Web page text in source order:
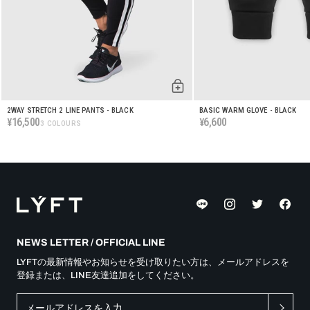
2WAY STRETCH 2 LINE PANTS - BLACK
¥16,5003 COLOURS
BASIC WARM GLOVE - BLACK
¥6,600
NEWS LETTER / OFFICIAL LINE
LYFTの最新情報やお知らせを受け取りたい方は、メールアドレスを
登録または、LINE友達追加をしてください。